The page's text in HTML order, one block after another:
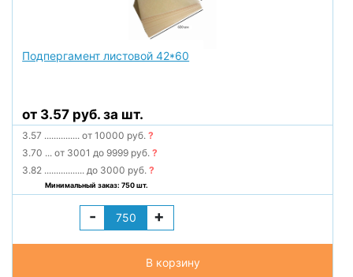
Подпергамент листовой 42*60
от 3.57 руб. за шт.
3.57 ............... от 10000 руб.?
3.70 ... от 3001 до 9999 руб.?
3.82 ................. до 3000 руб.?
Минимальный заказ: 750 шт.
- +
В корзину